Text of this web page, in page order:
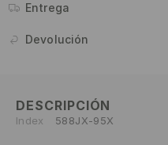
Entrega
Devolución
DESCRIPCIÓN
Index 588JX-95X